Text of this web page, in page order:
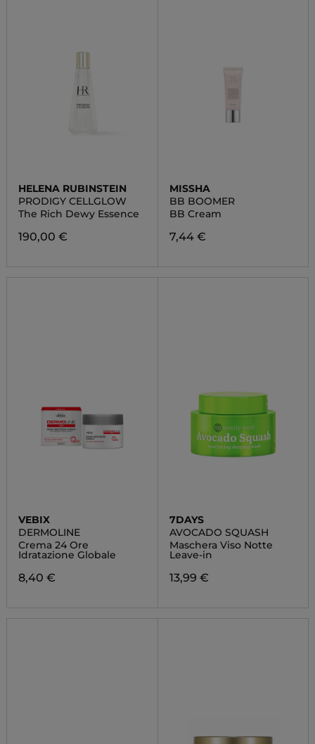
HELENA RUBINSTEIN
PRODIGY CELLGLOW
The Rich Dewy Essence
190,00 €
MISSHA
BB BOOMER
BB Cream
7,44 €
VEBIX
DERMOLINE
Crema 24 Ore
Idratazione Globale
8,40 €
7DAYS
AVOCADO SQUASH
Maschera Viso Notte
Leave-in
13,99 €